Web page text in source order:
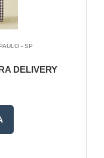
- SP
DELIVERY